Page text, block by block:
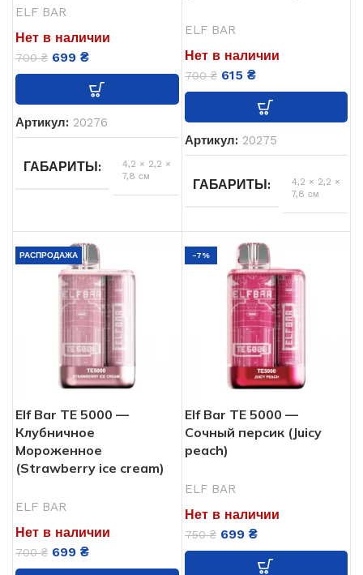
ELF BAR
Нет в наличии
700₴ 699 ₴
Артикул: 20276
ГАБАРИТЫ
4,2 × 2,2 ×
7,8 см
БРЕНД ELF BAR
НИКОТИНА
ЗАТЯЖЕК 5000
АКУМУЛЯТОР
ТИП POD СИСТЕМЫ Одноразовая
USB ЗАРЯДКА
13.5 мл
ELF BAR
Нет в наличии
700₴ 615 ₴
Артикул: 20275
ГАБАРИТЫ
4,2 × 2,2 ×
7,8 см
Мороженное
БРЕНД ELF BAR
НИКОТИНА 5%
ЗАТЯЖЕК 5000
АКУМУЛЯТОР 550
РАСПРОДАЖА
Elf Bar TE 5000 —
Клубничное
Мороженное
(Strawberry ice cream)
ELF BAR
Нет в наличии
700₴ 699 ₴
-7%
Elf Bar ТЕ 5000 —
Сочный персик (Juicy
peach)
ELF BAR
Нет в наличии
750₴ 699 ₴